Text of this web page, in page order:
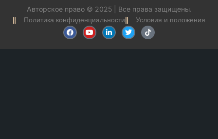
Авторское право © 2025 | Все права защищены.
Политика конфиденциальности
Условия и положения
F
a
c
Y
o
u
С
с
ы
T
w
i
T
i
k